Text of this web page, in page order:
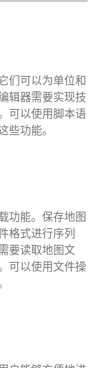
们可以为单位和
辑器需要实现技
可以使用脚本语
些功能。
功能。保存地图
格式进行序列
要读取地图文
可以使用文件操